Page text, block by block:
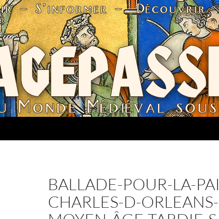
BALLADE-POUR-LA-
CHARLES-D-ORLEANS-